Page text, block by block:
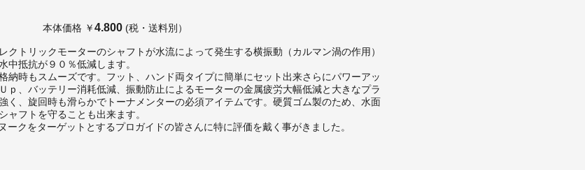
本体価格 ￥4.800 (税・送料別）
クトリックモーターのシャフトが水流によって発生する横振動（カルマン渦の作用）
中抵抗が９０％低減します。
納時もスムーズです。フット、ハンド両タイプに簡単にセット出来さらにパワーアッ
ｐ、バッテリー消耗低減、振動防止によるモーターの金属疲労大幅低減と大きなプラ
く、旋回時も滑らかでトーナメンターの必須アイテムです。硬質ゴム製のため、水面
ャフトを守ることも出来ます。
クをターゲットとするプロガイドの皆さんに特に評価を戴く事がきました。